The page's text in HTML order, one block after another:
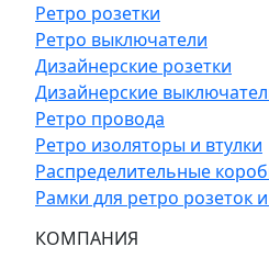
Ретро розетки
Ретро выключатели
Дизайнерские розетки
Дизайнерские
Ретро провода
Ретро изоляторы и втулки
Распределительные
Рамки для ретро розеток
КОМПАНИЯ